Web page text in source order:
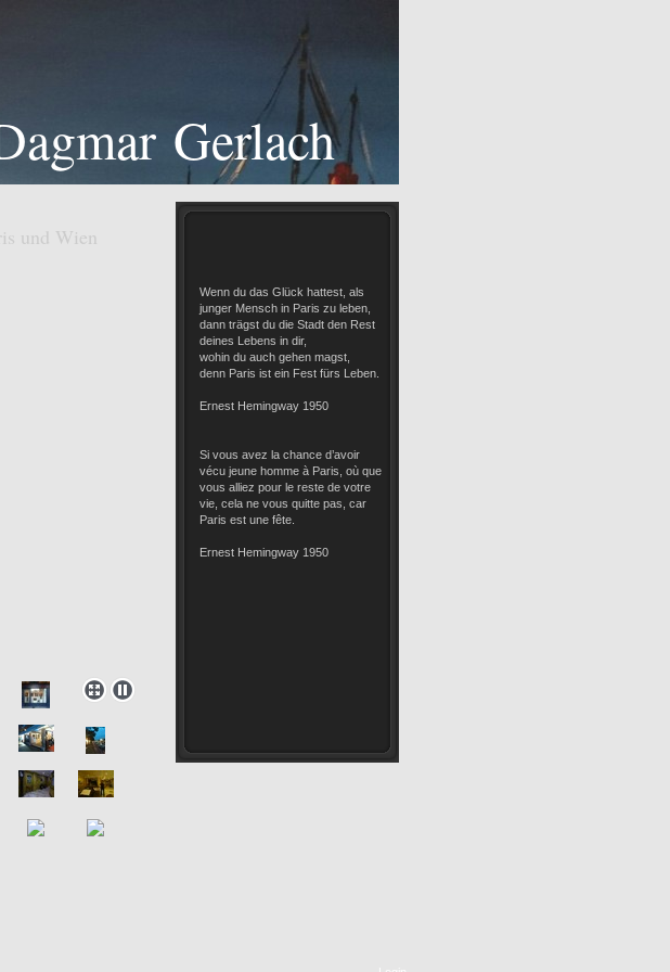
Gerlach
Wien
Wenn du das Glück hattest, als
junger Mensch in Paris zu leben,
dann trägst du die Stadt den Rest
deines Lebens in dir,
wohin du auch gehen magst,
denn Paris ist ein Fest fürs Leben.
Ernest Hemingway 1950
Si vous avez la chance d’avoir
vécu jeune homme à Paris, où que
vous alliez pour le reste de votre
vie, cela ne vous quitte pas, car
Paris est une fête.
Ernest Hemingway 1950